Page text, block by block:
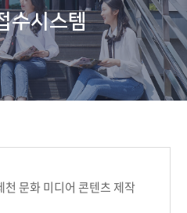
수시스템
문화 미디어 콘텐츠 제작